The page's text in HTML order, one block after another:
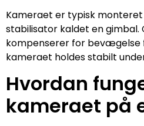
Kameraet er typisk
stabilisator kaldet en
kompenserer for bevægelse
kameraet holdes stabilt
Hvordan
kameraet på